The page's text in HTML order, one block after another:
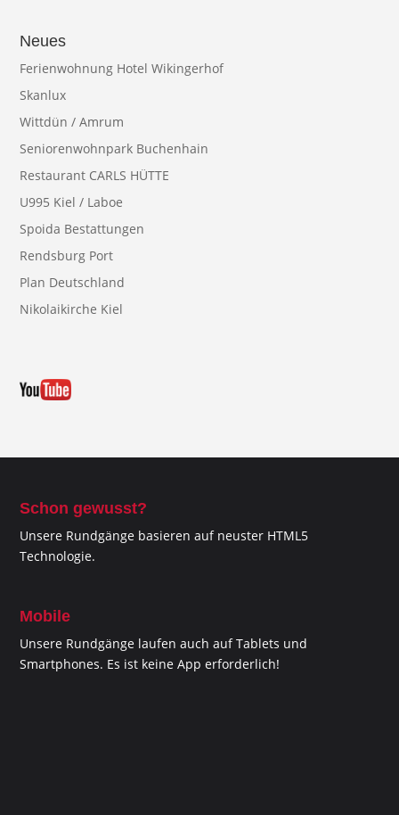
Neues
Ferienwohnung Hotel Wikingerhof
Skanlux
Wittdün / Amrum
Seniorenwohnpark Buchenhain
Restaurant CARLS HÜTTE
U995 Kiel / Laboe
Spoida Bestattungen
Rendsburg Port
Plan Deutschland
Nikolaikirche Kiel
Schon gewusst?
Unsere Rundgänge basieren auf neuster HTML5
Technologie.
Mobile
Unsere Rundgänge laufen auch auf Tablets und
Smartphones. Es ist keine App erforderlich!